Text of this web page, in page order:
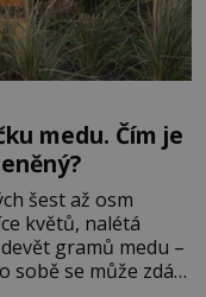
medu. Čím je
šest až osm
květů, nalétá
gramů medu –
sobě se může zdát